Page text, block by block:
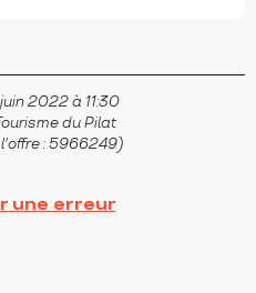
2022 à 11:30
du Pilat
: 5966249)
une erreur